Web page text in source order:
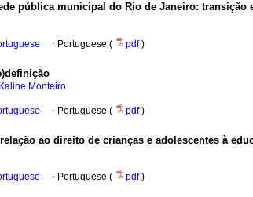
pública municipal do Rio de Janeiro: transição
· Portuguese ( pdf)
Monteiro
· Portuguese ( pdf)
ao direito de crianças e adolescentes à
· Portuguese ( pdf)